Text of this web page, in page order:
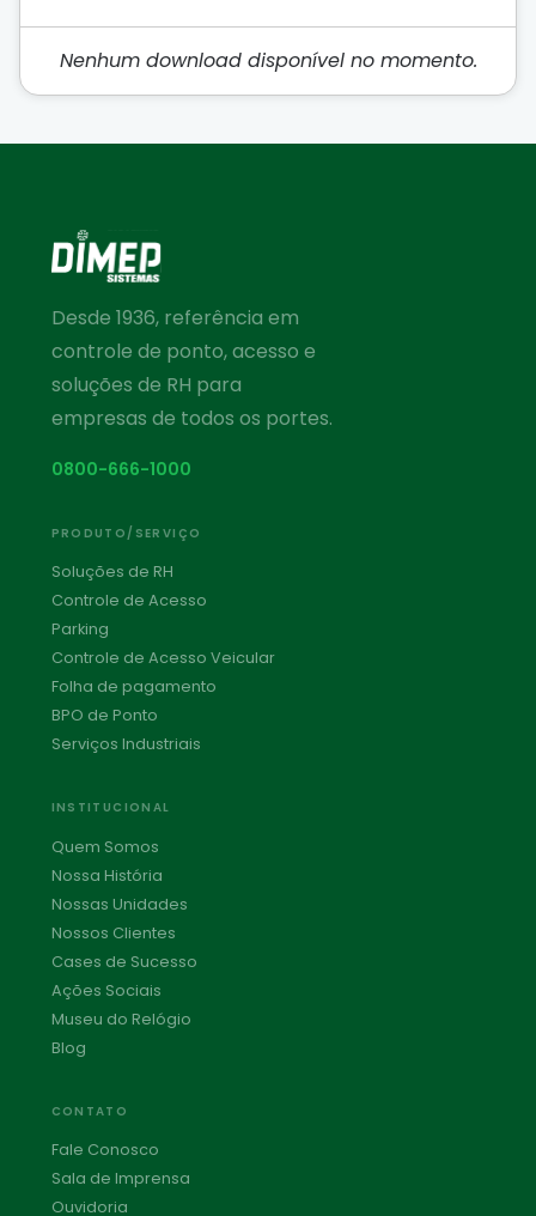
Nenhum download disponível no momento.
Desde 1936, referência em
controle de ponto, acesso e
soluções de RH para
empresas de todos os portes.
0800-666-1000
PRODUTO/SERVIÇO
Soluções de RH
Controle de Acesso
Parking
Controle de Acesso Veicular
Folha de pagamento
BPO de Ponto
Serviços Industriais
INSTITUCIONAL
Quem Somos
Nossa História
Nossas Unidades
Nossos Clientes
Cases de Sucesso
Ações Sociais
Museu do Relógio
Blog
CONTATO
Fale Conosco
Sala de Imprensa
Ouvidoria